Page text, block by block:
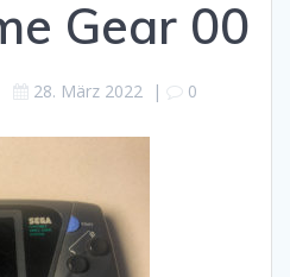
Gear 00
28. März 2022 | 0